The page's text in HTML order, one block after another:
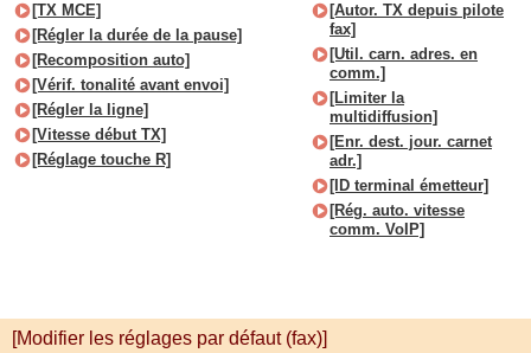
[TX MCE]
[Régler la durée de la pause]
[Recomposition auto]
[Vérif. tonalité avant envoi]
[Régler la ligne]
[Vitesse début TX]
[Réglage touche R]
[Autor. TX depuis pilote
fax]
[Util. carn. adres. en
comm.]
[Limiter la
multidiffusion]
[Enr. dest. jour. carnet
adr.]
[ID terminal émetteur]
[Rég. auto. vitesse
comm. VoIP]
[Modifier les réglages par défaut (fax)]